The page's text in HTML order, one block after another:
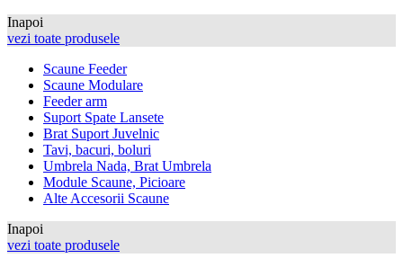
Inapoi
vezi toate produsele
Scaune Feeder
Scaune Modulare
Feeder arm
Suport Spate Lansete
Brat Suport Juvelnic
Tavi, bacuri, boluri
Umbrela Nada, Brat Umbrela
Module Scaune, Picioare
Alte Accesorii Scaune
Inapoi
vezi toate produsele